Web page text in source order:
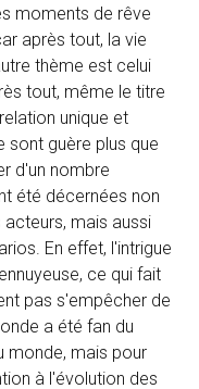
moments de rêve
après tout, la vie
thème est celui
tout, même le titre
unique et
sont guère plus que
d'un nombre
été décernées non
mais aussi
En effet, l'intrigue
ce qui fait
pas s'empêcher de
a été fan du
monde, mais pour
à l'évolution des